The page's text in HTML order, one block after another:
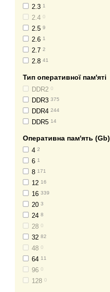
2.3 1
2.4 0
2.5 9
2.6 1
2.7 2
2.8 41
3.1 2
3.2 28
3.3 0
3.4 360
3.5 6
3.6
3.7
3.8 9
3.9 0
4.0 62
4.1 0
4.2 4
4.3 0
4.5 0
4.7 0
Тип оперативної пам'яті
DDR2 0
DDR3 375
DDR4 244
DDR5 14
Оперативна пам'ять (Gb)
4 2
6 1
8 171
12 16
16 339
20 3
24 8
28 0
32 82
48 0
64 11
96 0
128 0